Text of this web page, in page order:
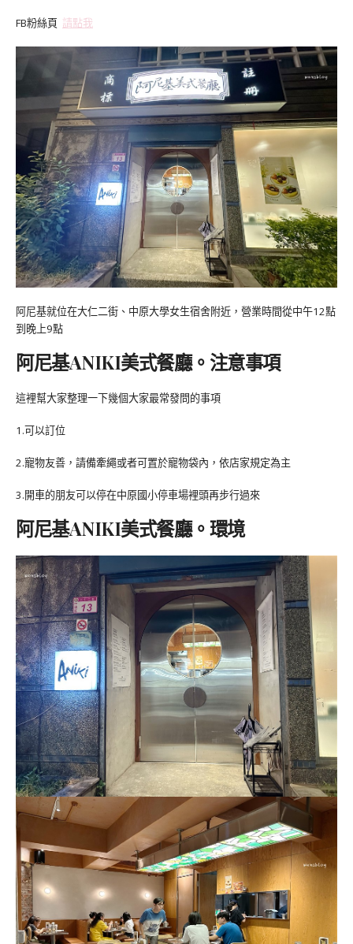
FB粉絲頁 請點我
阿尼基就位在大仁二街、中原大學女生宿舍附近，營業時間從中午12點
到晚上9點
阿尼基ANIKI美式餐廳。注意事項
這裡幫大家整理一下幾個大家最常發問的事項
1.可以訂位
2.寵物友善，請備牽繩或者可置於寵物袋內，依店家規定為主
3.開車的朋友可以停在中原國小停車場裡頭再步行過來
阿尼基ANIKI美式餐廳。環境